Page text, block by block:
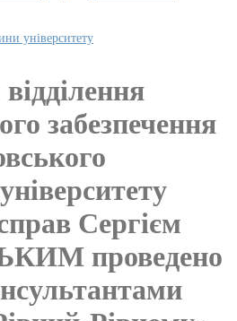
університету
забезпечення
Сергієм
проведено